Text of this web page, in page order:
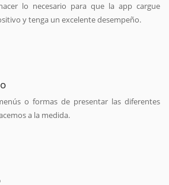
lo necesario para que la app cargue
y tenga un excelente desempeño.
o formas de presentar las diferentes
a la medida.